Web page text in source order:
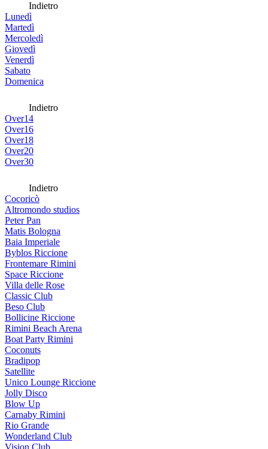
Indietro
Lunedì
Martedì
Mercoledì
Giovedì
Venerdì
Sabato
Domenica
Indietro
Over14
Over16
Over18
Over20
Over30
Indietro
Cocoricò
Altromondo studios
Peter Pan
Matis Bologna
Baia Imperiale
Byblos Riccione
Frontemare Rimini
Space Riccione
Villa delle Rose
Classic Club
Beso Club
Bollicine Riccione
Rimini Beach Arena
Boat Party Rimini
Coconuts
Bradipop
Satellite
Unico Lounge Riccione
Jolly Disco
Blow Up
Carnaby Rimini
Rio Grande
Wonderland Club
Vision Club